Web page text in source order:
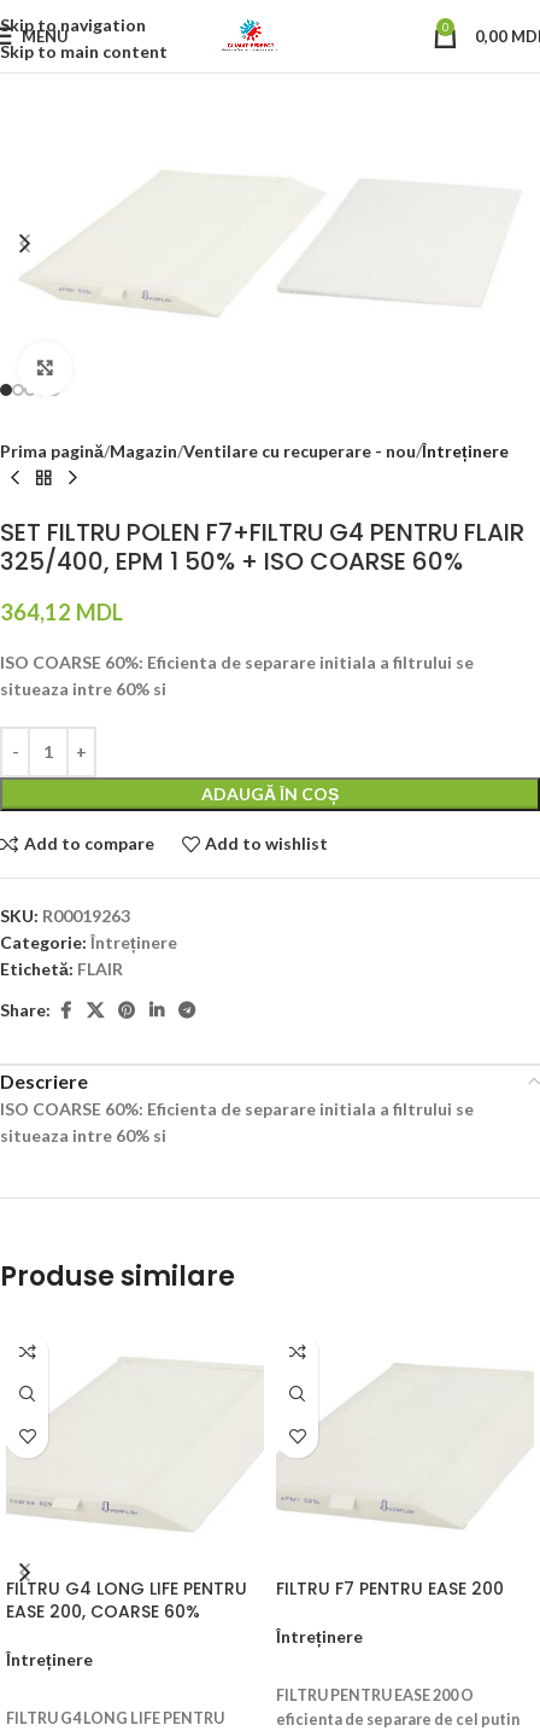
Skip to navigation
Skip to main content
MENU 0 0,00
Prima pagină Magazin Ventilare cu recuperare - nou Întreținere
SET FILTRU POLEN F7+FILTRU G4 PENTRU FLAIR
325/400, EPM 1 50% + ISO COARSE 60%
364,12 MDL
ISO COARSE 60%: Eficienta de separare initiala a filtrului se
situeaza intre 60% si
ADAUGĂ ÎN COȘ
Add to compare Add to wishlist
SKU: R00019263
Categorie: Întreținere
Etichetă: FLAIR
Share:
Descriere
ISO COARSE 60%: Eficienta de separare initiala a filtrului se
situeaza intre 60% si
Produse similare
FILTRU G4 LONG LIFE PENTRU
EASE 200, COARSE 60%
Întreținere
FILTRU G4 LONG LIFE PENTRU
FILTRU F7 PENTRU EASE 200
Întreținere
FILTRU PENTRU EASE 200 O
eficienta de separare de cel putin